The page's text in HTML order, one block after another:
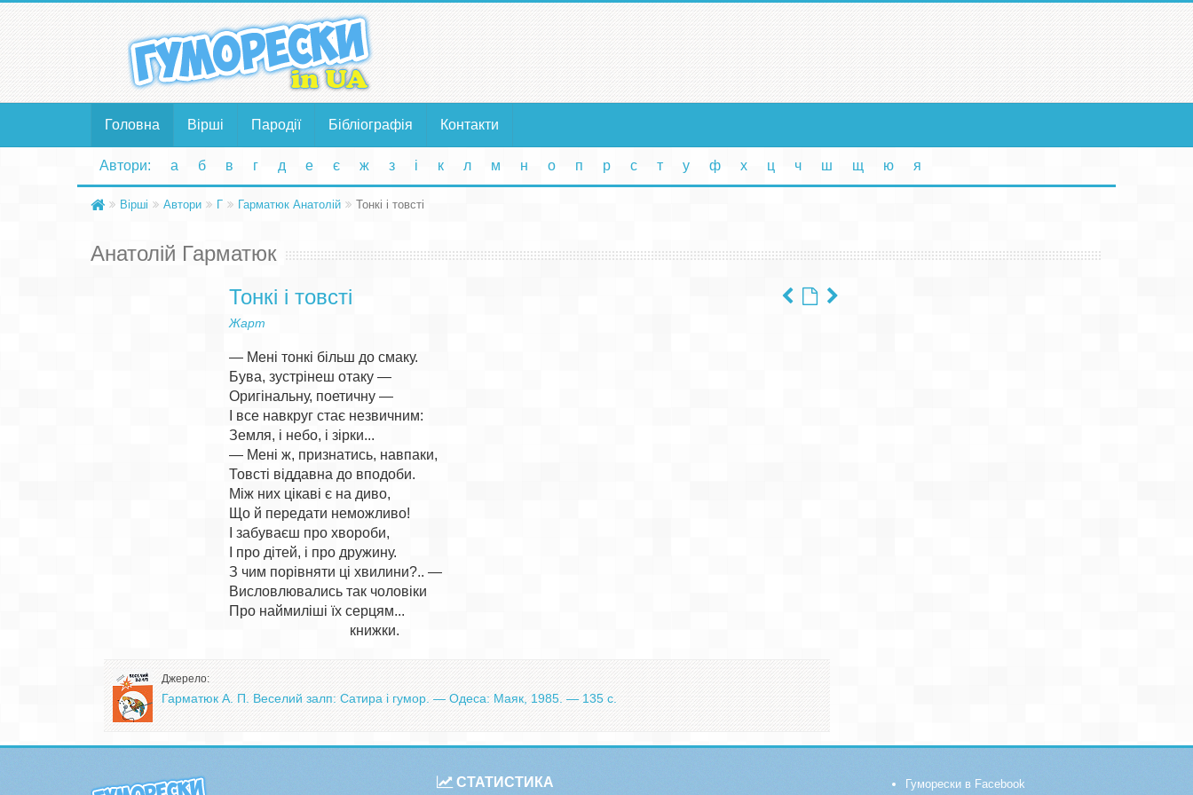
Головна Вірші Пародії Бібліографія Контакти
Автори: а б в г д е є ж з і к л м н о п р с т у ф х ц ч ш щ ю я
Вірші Автори Г Гарматюк Анатолій Тонкі і товсті
Анатолій Гарматюк
Тонкі і товсті
Жарт
— Мені тонкі більш до смаку.
Бува, зустрінеш отаку —
Оригінальну, поетичну —
І все навкруг стає незвичним:
Земля, і небо, і зірки...
— Мені ж, признатись, навпаки,
Товсті віддавна до вподоби.
Між них цікаві є на диво,
Що й передати неможливо!
І забуваєш про хвороби,
І про дітей, і про дружину.
З чим порівняти ці хвилини?.. —
Висловлювались так чоловіки
Про наймиліші їх серцям...
Джерело:
Гарматюк А. П. Веселий залп: Сатира і гумор. — Одеса: Маяк, 1985. — 135 с.
СТАТИСТИКА Гуморески в Facebook